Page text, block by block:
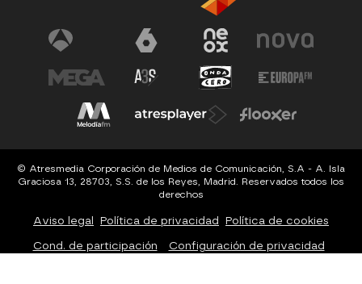
© Atresmedia Corporación de Medios de Comunicación, S.A - A. Isla
Graciosa 13, 28703, S.S. de los Reyes, Madrid. Reservados todos los
derechos
Aviso legal Política de privacidad Política de cookies
Cond. de participación Configuración de privacidad